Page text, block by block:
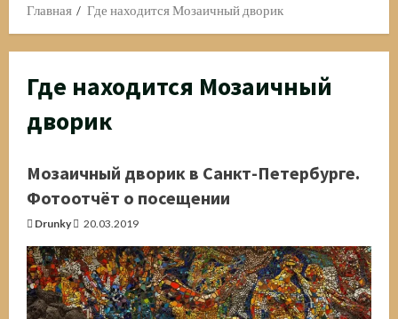
Главная Где находится Мозаичный дворик
Где находится Мозаичный
дворик
Мозаичный дворик в Санкт-Петербурге.
Фотоотчёт о посещении
Drunky 20.03.2019